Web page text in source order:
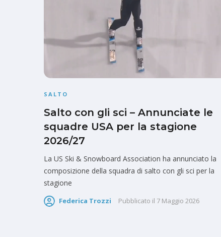
SALTO
Salto con gli sci – Annunciate le
squadre USA per la stagione
2026/27
La US Ski & Snowboard Association ha annunciato la
composizione della squadra di salto con gli sci per la
stagione
Federica Trozzi Pubblicato il 7 Maggio 2026